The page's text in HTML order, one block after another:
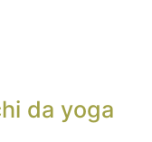
da yoga